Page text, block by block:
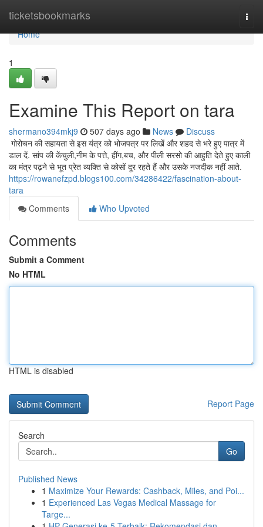
ticketsbookmarks
Home
Home
1
Examine This Report on tara
shermano394mkj9 507 days ago News
Discuss
गोरोचन की सहायता से इस यंत्र को भोजपत्र पर लिखें और शहद से भरे हुए पात्र में
डाल दें. सांप की केंचुली,नीम के पत्ते, हींग,बच, और पीली सरसो की आहुति देते हुए काली
का मंत्र पढ़ने से भूत प्रेत व्यक्ति से कोसों दूर रहते हैं और उसके नजदीक नहीं आते.
https://rowanefzpd.blogs100.com/34286422/fascination-about-
tara
Comments
Who Upvoted
Comments
Submit a Comment
No HTML
HTML is disabled
Report Page
Search
Go
Published News
1 Maximize Your Rewards: Cashback, Miles, and Poi...
1 Experienced Las Vegas Medical Massage for
Targe...